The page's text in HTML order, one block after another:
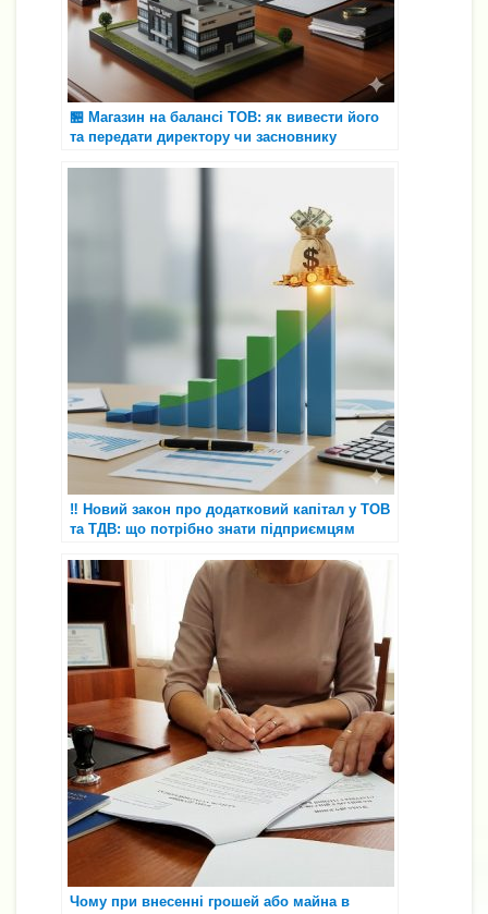
🏪 Магазин на балансі ТОВ: як вивести його
та передати директору чи засновнику
‼️ Новий закон про додатковий капітал у ТОВ
та ТДВ: що потрібно знати підприємцям
Чому при внесенні грошей або майна в